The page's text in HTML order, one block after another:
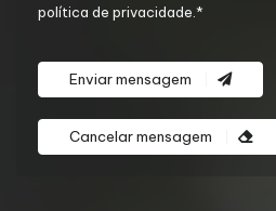
política de privacidade.*
Enviar mensagem
Cancelar mensagem